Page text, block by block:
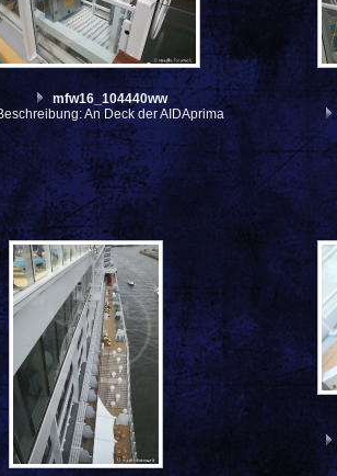
mfw16_104440ww
An Deck der AIDAprima